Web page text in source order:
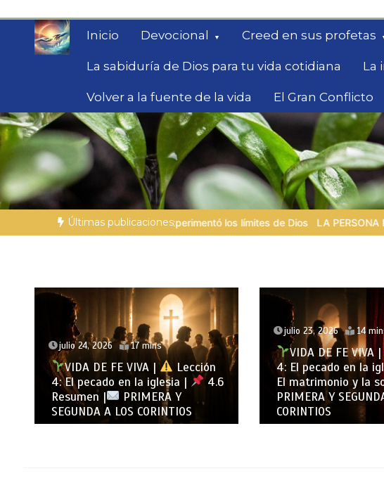
contenido
Inicio Devocional Creed en sus profetas
La sabiduría de Dios para tu vida cotidiana La
Volver a la fuente de la vida El Gran Conflicto
Fe para Hoy
Reflexiones bíblicas para personas en búsqueda
Últimas publicaciones
los límites de Dios LA PERSONA BÍBLICA DEL DÍA | 04.08.2026 |
julio 23, 2026 14 mins
VIDA DE FE VIVA |
Lección
4: El pecado en la iglesia |
4.5
El matrimonio y la soltería |
PRIMERA Y SEGUNDA A LOS
CORINTIOS
julio 22, 2026 13
VIDA DE FE VIVA |
4: El pecado en la
4.4 El antídoto
inmoralidad sexual |
Y SEGUNDA A LOS